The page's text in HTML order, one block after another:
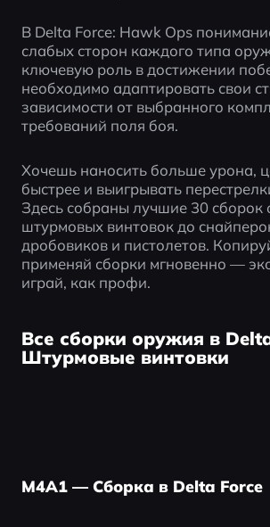
В Delta Force: Hawk Ops
слабых сторон каждого типа
ключевую роль в достижении
необходимо адаптировать свои
зависимости от выбранного
требований поля боя.
Хочешь наносить больше урона,
быстрее и выигрывать
Здесь собраны лучшие 30
штурмовых винтовок до
дробовиков и пистолетов.
применяй сборки мгновенно —
играй, как профи.
Все сборки оружия в
Штурмовые винтовки
M4A1 — Сборка в Delta Force